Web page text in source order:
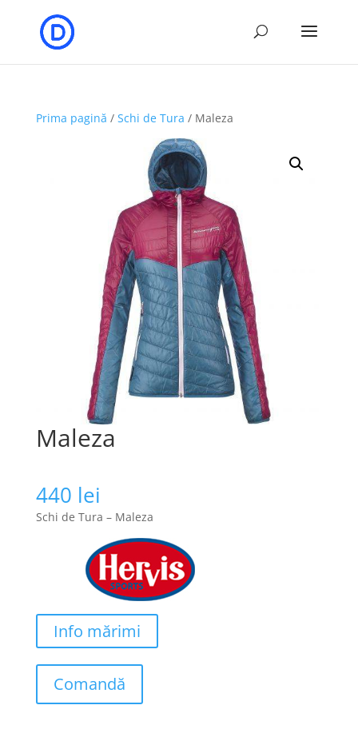
Prima pagină / Schi de Tura / Maleza
Maleza
440 lei
Schi de Tura – Maleza
Info mărimi
Comandă